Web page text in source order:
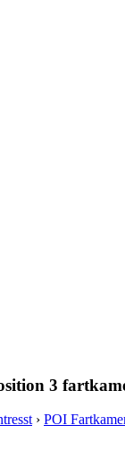
3
› POI